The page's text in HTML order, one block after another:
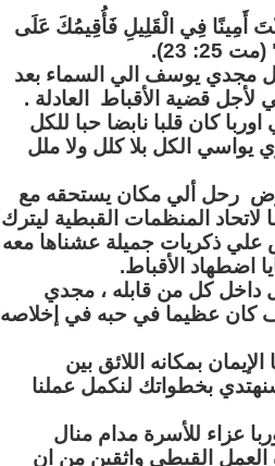
أَمِينًا فِي الْقَلِيلِ فَأُقِيمُكَ عَلَى
23).
مجدي يوسف الي السماء بعد
قضية الأقباط العادلة .
كان قلبا نابضا حبا للكل
يواسي الكل بلا كلل ولا ملل
رحل ألي مكان يستحقه مع
المنظمات القبطية ليترك
علي ذكريات جميلة عشناها معه
اضطهاد الأقباط.
داخل كل من قابله ، مجدي
عظيما في حبه في إخلاصه
بمكانه اللائق بين
بخطواتك لنكمل عملنا
عزاء للأسرة مدام منال
العمل القبطي واثقين من ان